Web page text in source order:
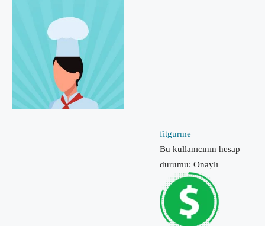
fitgurme
Bu kullanıcının hesap
durumu: Onaylı